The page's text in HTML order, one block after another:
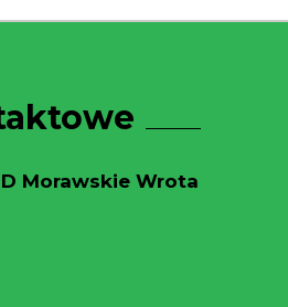
Morawskie Wrota